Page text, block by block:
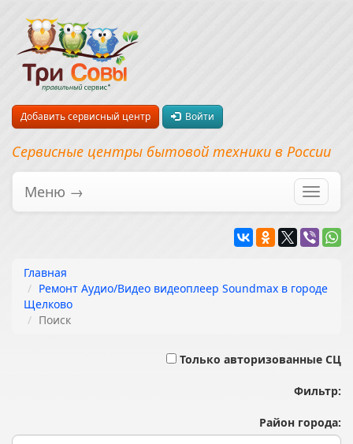
Добавить сервисный центр Войти
Сервисные центры бытовой техники в России
Меню →
Главная
Ремонт Аудио/Видео видеоплеер Soundmax в городе
Щелково
Поиск
Только авторизованные СЦ
Фильтр:
Район города: